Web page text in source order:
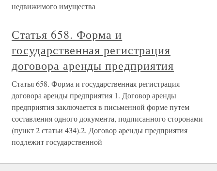
недвижимого имущества
Статья 658. Форма и
государственная регистрация
договора аренды предприятия
Статья 658. Форма и государственная регистрация
договора аренды предприятия 1. Договор аренды
предприятия заключается в письменной форме путем
составления одного документа, подписанного сторонами
(пункт 2 статьи 434).2. Договор аренды предприятия
подлежит государственной